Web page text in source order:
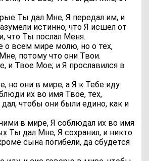
Ты дал Мне, Я передал им, и
истинно, что Я исшел от
что Ты послал Меня.
о всем мире молю, но о тех,
потому что они Твои.
и Твое Мое; и Я прославился в
но они в мире, а Я к Тебе иду.
их во имя Твое, тех,
чтобы они были едино, как и
в мире, Я соблюдал их во имя
Ты дал Мне, Я сохранил, и никто
сына погибели, да сбудется